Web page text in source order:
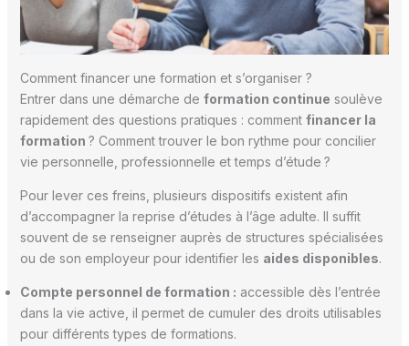
Comment financer une formation et s’organiser ?
Entrer dans une démarche de formation continue soulève
rapidement des questions pratiques : comment financer la
formation ? Comment trouver le bon rythme pour concilier
vie personnelle, professionnelle et temps d’étude ?
Pour lever ces freins, plusieurs dispositifs existent afin
d’accompagner la reprise d’études à l’âge adulte. Il suffit
souvent de se renseigner auprès de structures spécialisées
ou de son employeur pour identifier les aides disponibles.
Compte personnel de formation : accessible dès l’entrée
dans la vie active, il permet de cumuler des droits utilisables
pour différents types de formations.